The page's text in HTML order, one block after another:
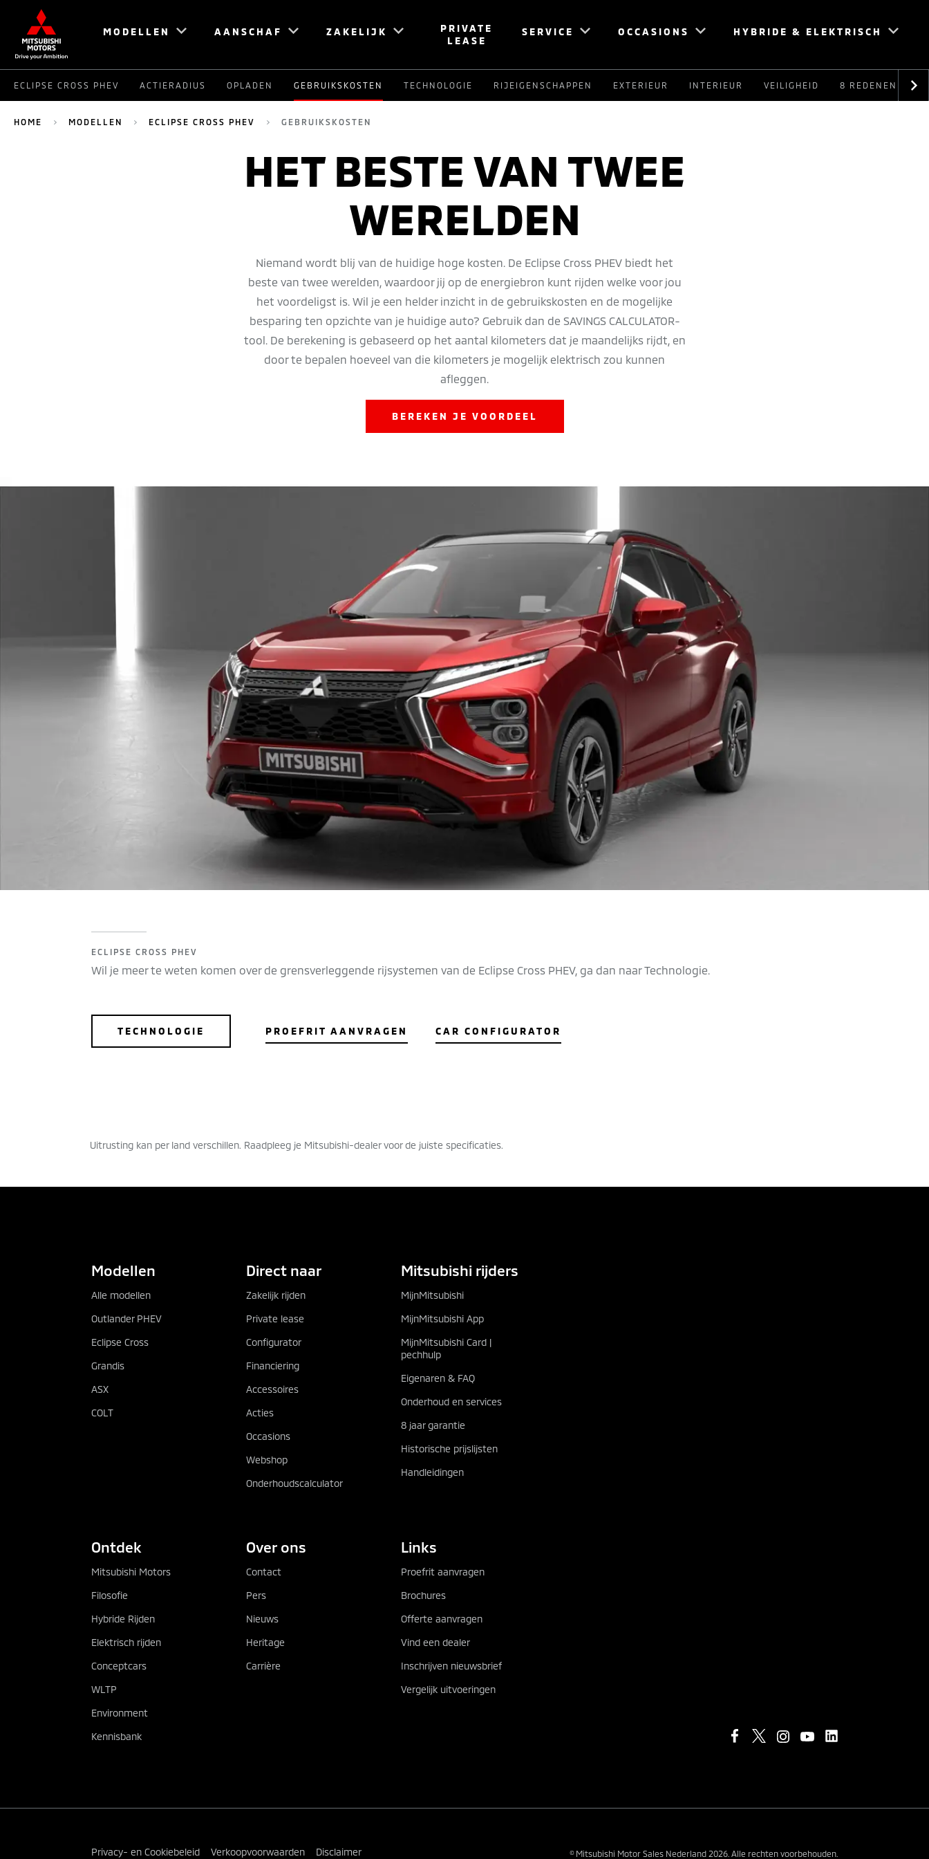
MODELLEN AANSCHAF ZAKELIJK
PRIVATE
LEASE
SERVICE OCCASIONS HYBRIDE & ELEKTRISCH
ECLIPSE CROSS PHEV ACTIERADIUS OPLADEN GEBRUIKSKOSTEN TECHNOLOGIE RIJEIGENSCHAPPEN EXTERIEUR INTERIEUR VEILIGHEID 8 REDENEN
HOME MODELLEN ECLIPSE CROSS PHEV GEBRUIKSKOSTEN
HET BESTE VAN TWEE
WERELDEN
Niemand wordt blij van de huidige hoge kosten. De Eclipse Cross PHEV biedt het
beste van twee werelden, waardoor jij op de energiebron kunt rijden welke voor jou
het voordeligst is. Wil je een helder inzicht in de gebruikskosten en de mogelijke
besparing ten opzichte van je huidige auto? Gebruik dan de SAVINGS CALCULATOR-
tool. De berekening is gebaseerd op het aantal kilometers dat je maandelijks rijdt, en
door te bepalen hoeveel van die kilometers je mogelijk elektrisch zou kunnen
afleggen.
BEREKEN JE VOORDEEL
ECLIPSE CROSS PHEV
Wil je meer te weten komen over de grensverleggende rijsystemen van de Eclipse Cross PHEV, ga dan naar Technologie.
TECHNOLOGIE PROEFRIT AANVRAGEN CAR CONFIGURATOR
Uitrusting kan per land verschillen. Raadpleeg je Mitsubishi-dealer voor de juiste specificaties.
Modellen
Alle modellen
Outlander PHEV
Eclipse Cross
Grandis
ASX
COLT
Direct naar
Zakelijk rijden
Private lease
Configurator
Financiering
Accessoires
Acties
Occasions
Webshop
Onderhoudscalculator
Mitsubishi rijders
MijnMitsubishi
MijnMitsubishi App
MijnMitsubishi Card |
pechhulp
Eigenaren & FAQ
Onderhoud en services
8 jaar garantie
Historische prijslijsten
Handleidingen
Ontdek
Mitsubishi Motors
Filosofie
Hybride Rijden
Elektrisch rijden
Conceptcars
WLTP
Environment
Kennisbank
Over ons
Contact
Pers
Nieuws
Heritage
Carrière
Links
Proefrit aanvragen
Brochures
Offerte aanvragen
Vind een dealer
Inschrijven nieuwsbrief
Vergelijk uitvoeringen
Privacy- en Cookiebeleid Verkoopvoorwaarden Disclaimer © Mitsubishi Motor Sales Nederland 2026. Alle rechten voorbehouden.